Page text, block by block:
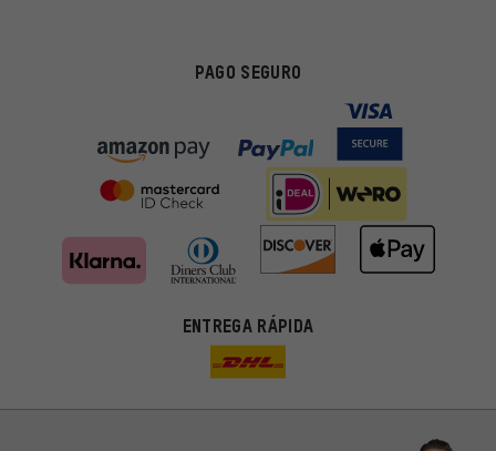
PAGO SEGURO
ENTREGA RÁPIDA